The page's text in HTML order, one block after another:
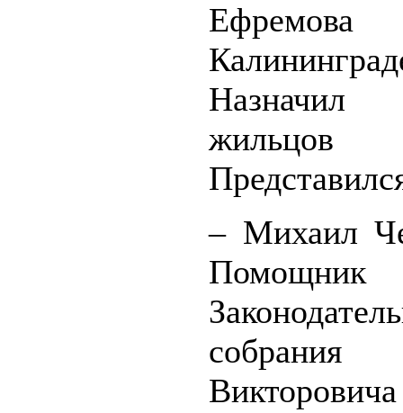
Назначил
– Михаил
Помощник
собрания